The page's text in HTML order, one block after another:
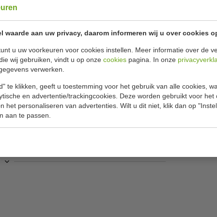
waarde aan uw privacy, daarom informeren wij u over cookies
u uw voorkeuren voor cookies instellen. Meer informatie over de
wij gebruiken, vindt u op onze cookies pagina. In onze
verwerken.
te klikken, geeft u toestemming voor het gebruik van alle cookies,
en advertentie/trackingcookies. Deze worden gebruikt voor het
het personaliseren van advertenties. Wilt u dit niet, klik dan op
aan te passen.
kleuren
Uitgevoerd
gepolijst en opgepoetst is. Dankzij het
een wit tafelkleed en geeft het de
is, kan het gebruikt worden in combinatie met
nooit meer per ongeluk weggooit. Uitstekende
Nummer
Aantal